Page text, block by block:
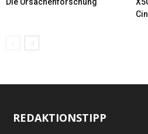
REDAKTIONSTIPP